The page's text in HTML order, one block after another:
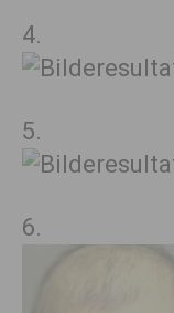
4.
5.
6.